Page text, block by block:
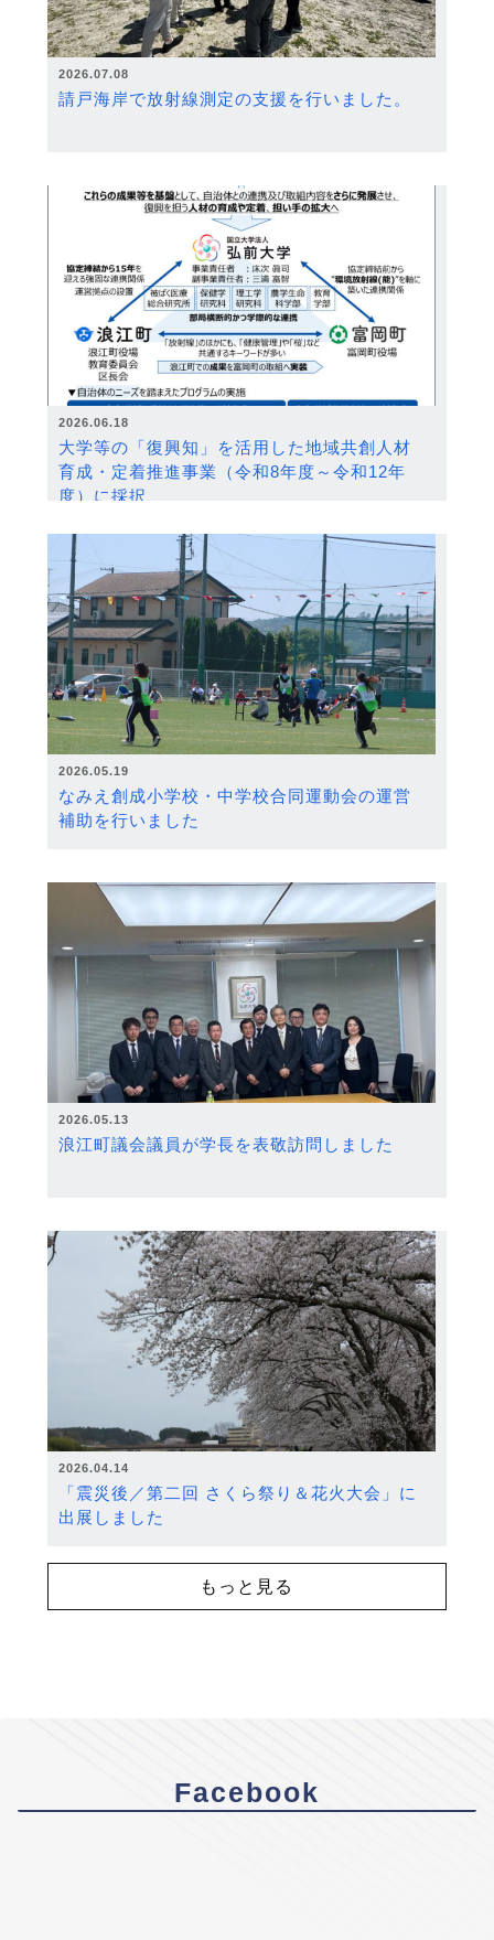
2026.07.08
請戸海岸で放射線測定の支援を行いました。
2026.06.18
大学等の「復興知」を活用した地域共創人材
育成・定着推進事業（令和8年度～令和12年
度）に採択
2026.05.19
なみえ創成小学校・中学校合同運動会の運営
補助を行いました
2026.05.13
浪江町議会議員が学長を表敬訪問しました
2026.04.14
「震災後／第二回 さくら祭り＆花火大会」に
出展しました
もっと見る
Facebook